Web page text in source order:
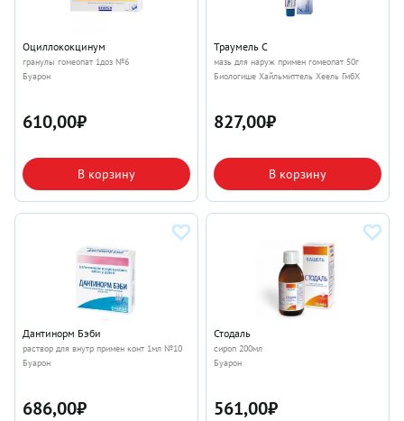
Оциллококцинум
гранулы гомеопат 1доз №6
Буарон
610,00₽
В корзину
Траумель С
мазь для наруж примен гомеопат 50г
Биологише Хайльмиттель Хеель ГмбХ
827,00₽
В корзину
Дантинорм Бэби
раствор для внутр примен конт 1мл №10
Буарон
686,00₽
Стодаль
сироп 200мл
Буарон
561,00₽